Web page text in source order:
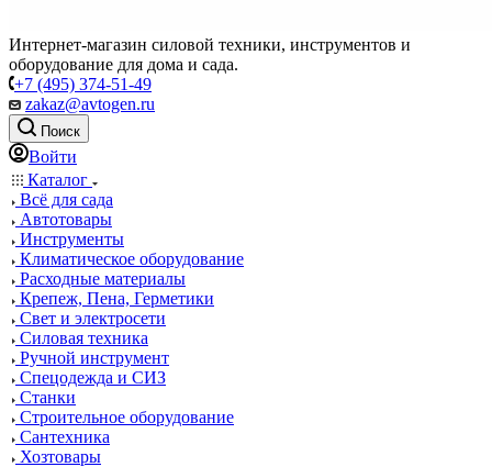
Интернет-магазин силовой техники, инструментов и
оборудование для дома и сада.
+7 (495) 374-51-49
zakaz@avtogen.ru
Поиск
Войти
Каталог
Всё для сада
Автотовары
Инструменты
Климатическое оборудование
Расходные материалы
Крепеж, Пена, Герметики
Свет и электросети
Силовая техника
Ручной инструмент
Спецодежда и СИЗ
Станки
Строительное оборудование
Сантехника
Хозтовары